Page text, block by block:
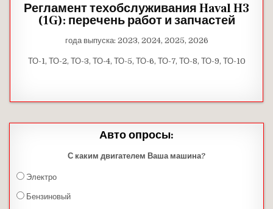
Регламент техобслуживания Haval H3
(1G): перечень работ и запчастей
года выпуска: 2023, 2024, 2025, 2026
ТО-1, ТО-2, ТО-3, ТО-4, ТО-5, ТО-6, ТО-7, ТО-8, ТО-9, ТО-10
Авто опросы:
С каким двигателем Ваша машина?
Электро
Бензиновый